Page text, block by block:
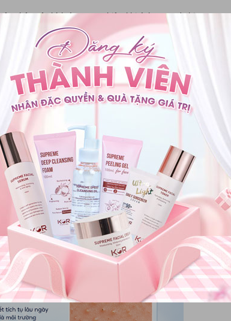
nhân gây kích ứng.Tuy nhiên, khi tình trạng da bị
cần có phương pháp chăm sóc và điều trị phù hợp
: